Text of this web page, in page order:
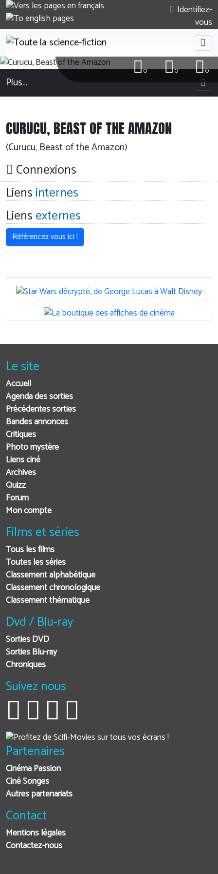
Identifiez-
vous
0
0
0
Plus…
CURUCU, BEAST OF THE AMAZON
(Curucu, Beast of the Amazon)
Connexions
Liensinternes
Liensexternes
Référencez vous ici !
Le site
Accueil
Agenda des sorties
Précédentes sorties
Bandes annonces
Critiques
Photo mystère
Liens ciné
Archives
Quizz
Forum
Mon compte
Films et séries
Tous les films
Toutes les séries
Classement alphabétique
Classement chronologique
Classement thématique
Dvd / Blu-ray
Sorties DVD
Sorties Blu-ray
Chroniques
Suivez nous
Partenaires
Cinéma Passion
Ciné Songes
Autres partenariats
Contact
Mentions légales
Contactez-nous